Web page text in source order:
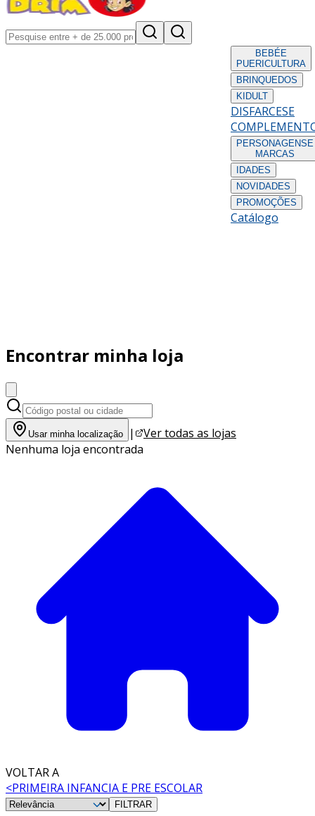
BEBÉE
PUERICULTURA
BRINQUEDOS
KIDULT
DISFARCESE
PERSONAGENS E
MARCAS
IDADES
NOVIDADES
PROMOÇÕES
Catálogo
Encontrar minha loja
Usar minha localização |
Ver todas as lojas
Nenhuma loja encontrada
VOLTAR A
<PRIMEIRA INFANCIA E PRE ESCOLAR
FILTRAR